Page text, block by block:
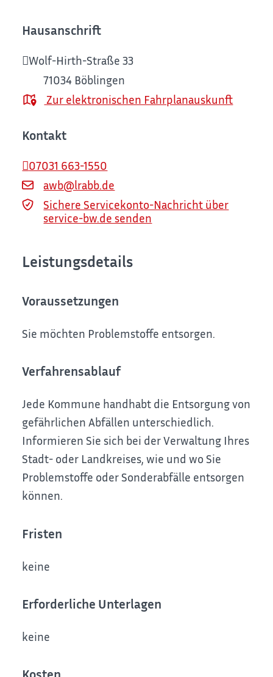
Hausanschrift
Wolf-Hirth-Straße 33
71034 Böblingen
Zur elektronischen Fahrplanauskunft
Kontakt
07031 663-1550
awb@lrabb.de
Sichere Servicekonto-Nachricht über
service-bw.de senden
Leistungsdetails
Voraussetzungen
Sie möchten Problemstoffe entsorgen.
Verfahrensablauf
Jede Kommune handhabt die Entsorgung von
gefährlichen Abfällen unterschiedlich.
Informieren Sie sich bei der Verwaltung Ihres
Stadt- oder Landkreises, wie und wo Sie
Problemstoffe oder Sonderabfälle entsorgen
können.
Fristen
keine
Erforderliche Unterlagen
keine